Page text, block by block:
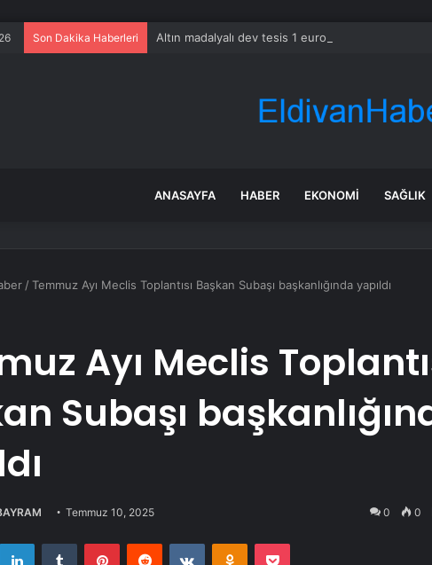
Son Dakika Haberleri Altın madalyalı dev tesis 1 euroya satışta: Sahibi
ANASAYFA HABER EKONOMI SAĞLIK
/Temmuz Ayı Meclis Toplantısı Başkan Subaşı başkanlığında yapıldı
Ayı Meclis
Subaşı
Temmuz 10, 2025 0 0
LinkedInTumblr PinterestReddit VKontakteOdnoklassniki
Pocket